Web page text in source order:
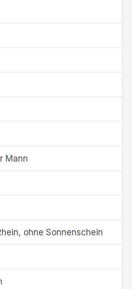
Mann
ohne Sonnenschein